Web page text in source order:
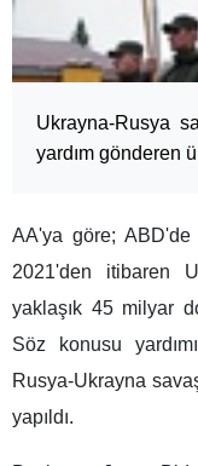
Ukrayna-Rusya
yardım gönderen
AA'ya göre;
2021'den itibaren
yaklaşık 45 milyar
Söz konusu
Rusya-Ukrayna
yapıldı.